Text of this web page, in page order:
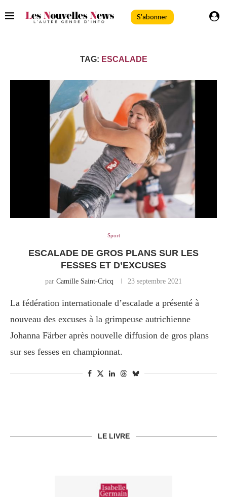
S'abonner
TAG: ESCALADE
Sport
ESCALADE DE GROS PLANS SUR LES
FESSES ET D’EXCUSES
par Camille Saint-Cricq 23 septembre 2021
La fédération internationale d’escalade a présenté à
nouveau des excuses à la grimpeuse autrichienne
Johanna Färber après nouvelle diffusion de gros plans
sur ses fesses en championnat.
LE LIVRE